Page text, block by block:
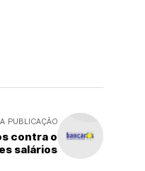
PUBLICAÇÃO
contra o
salários